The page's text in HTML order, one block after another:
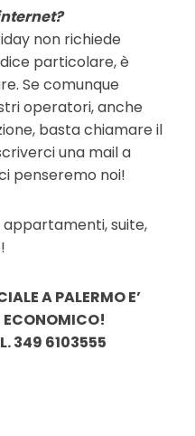
non richiede
particolare, è
Se comunque
operatori, anche
basta chiamare il
una mail a
penseremo noi!
suite,
A PALERMO E’
ECONOMICO!
349 6103555